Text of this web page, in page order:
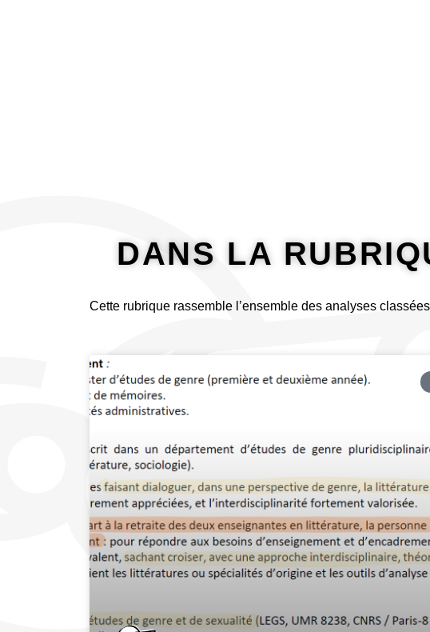
DANS LA
Cette rubrique rassemble l’ensemble des analyses